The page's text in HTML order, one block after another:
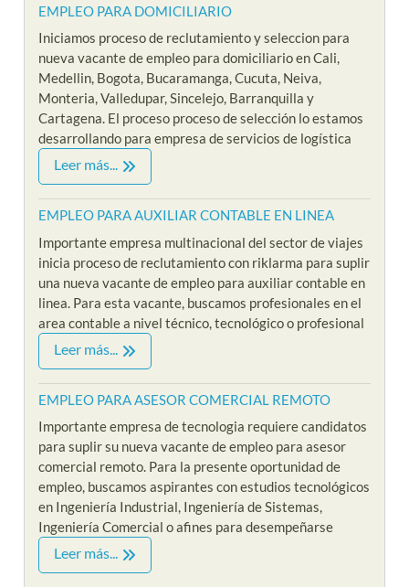
EMPLEO PARA DOMICILIARIO
Iniciamos proceso de reclutamiento y seleccion para
nueva vacante de empleo para domiciliario en Cali,
Medellin, Bogota, Bucaramanga, Cucuta, Neiva,
Monteria, Valledupar, Sincelejo, Barranquilla y
Cartagena. El proceso proceso de selección lo estamos
desarrollando para empresa de servicios de logística
Leer más...
EMPLEO PARA AUXILIAR CONTABLE EN LINEA
Importante empresa multinacional del sector de viajes
inicia proceso de reclutamiento con riklarma para suplir
una nueva vacante de empleo para auxiliar contable en
linea. Para esta vacante, buscamos profesionales en el
area contable a nivel técnico, tecnológico o profesional
Leer más...
EMPLEO PARA ASESOR COMERCIAL REMOTO
Importante empresa de tecnologia requiere candidatos
para suplir su nueva vacante de empleo para asesor
comercial remoto. Para la presente oportunidad de
empleo, buscamos aspirantes con estudios tecnológicos
en Ingeniería Industrial, Ingeniería de Sistemas,
Ingeniería Comercial o afines para desempeñarse
Leer más...